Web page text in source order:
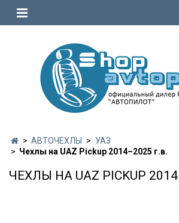
АВТОЧЕХЛЫ
УАЗ
Чехлы на UAZ Pickup 2014–2025 г.в.
ЧЕХЛЫ НА UAZ PICKUP